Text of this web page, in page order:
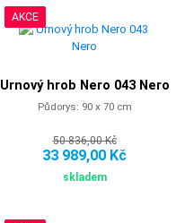
AKCE
Urnový hrob Nero 043 Nero
Půdorys: 90 x 70 cm
50 836,00 Kč
33 989,00 Kč
skladem